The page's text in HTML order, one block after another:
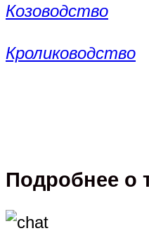
Козоводство
Кролиководство
Подробнее о